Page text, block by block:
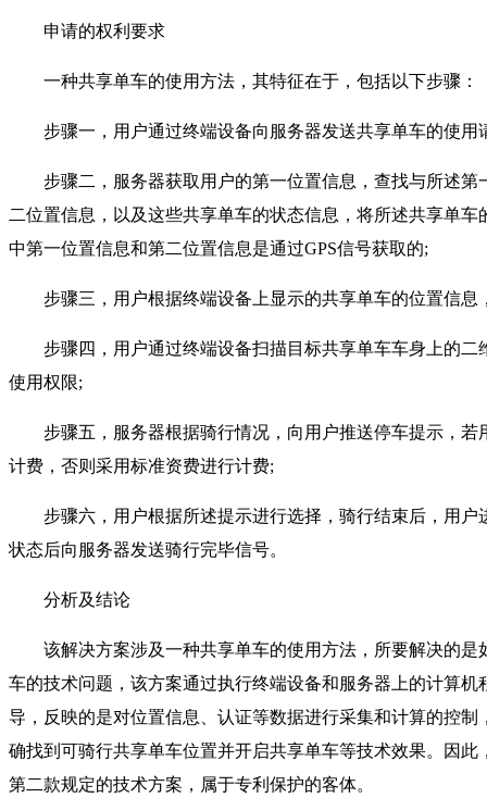
申请的权利要求
一种共享单车的使用方法，其特征在于，包括以下步骤：
步骤一，用户通过终端设备向服务器发送共享单车的使用
步骤二，服务器获取用户的第一位置信息，查找与所述第
二位置信息，以及这些共享单车的状态信息，将所述共享单
中第一位置信息和第二位置信息是通过GPS信号获取的;
步骤三，用户根据终端设备上显示的共享单车的位置信息
步骤四，用户通过终端设备扫描目标共享单车车身上的二
使用权限;
步骤五，服务器根据骑行情况，向用户推送停车提示，若
计费，否则采用标准资费进行计费;
步骤六，用户根据所述提示进行选择，骑行结束后，用户
状态后向服务器发送骑行完毕信号。
分析及结论
该解决方案涉及一种共享单车的使用方法，所要解决的是
车的技术问题，该方案通过执行终端设备和服务器上的计算
导，反映的是对位置信息、认证等数据进行采集和计算的控
确找到可骑行共享单车位置并开启共享单车等技术效果。因
第二款规定的技术方案，属于专利保护的客体。